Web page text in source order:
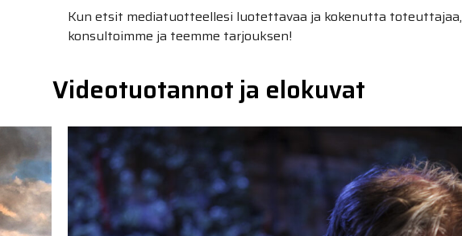
Kun etsit mediatuotteellesi luotettavaa ja kokenutta toteuttajaa,
konsultoimme ja teemme tarjouksen!
Videotuotannot ja elokuvat